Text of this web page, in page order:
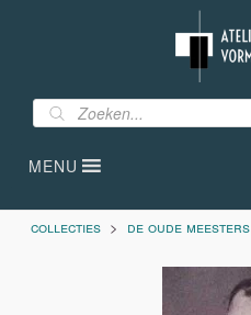
inhoudProducten
zoeken
MENU
Collecties > De Oude Meesters